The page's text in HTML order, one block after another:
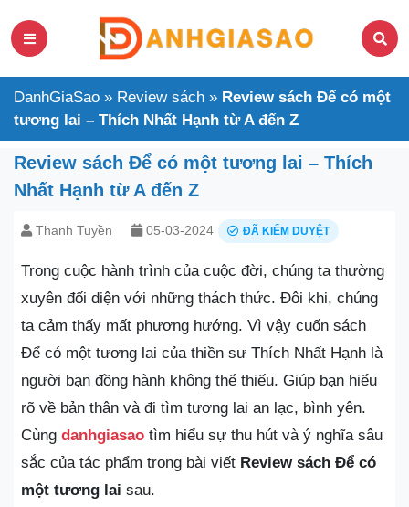
DanhGiaSao » Review sách » Review sách Để có một
tương lai – Thích Nhất Hạnh từ A đến Z
Review sách Để có một tương lai – Thích
Nhất Hạnh từ A đến Z
Thanh Tuyền 05-03-2024 ĐÃ KIỂM DUYỆT
Trong cuộc hành trình của cuộc đời, chúng ta thường
xuyên đối diện với những thách thức. Đôi khi, chúng
ta cảm thấy mất phương hướng. Vì vậy cuốn sách
Để có một tương lai của thiền sư Thích Nhất Hạnh là
người bạn đồng hành không thể thiếu. Giúp bạn hiểu
rõ về bản thân và đi tìm tương lai an lạc, bình yên.
Cùng danhgiasao tìm hiểu sự thu hút và ý nghĩa sâu
sắc của tác phẩm trong bài viết Review sách Để có
một tương lai sau.